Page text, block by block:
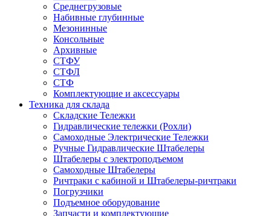
Среднегрузовые
Набивные глубинные
Мезонинные
Консольные
Архивные
СТФУ
СТФЛ
СТФ
Комплектующие и аксессуары
Техника для склада
Складские Тележки
Гидравлические тележки (Рохли)
Самоходные Электрические Тележки
Ручные Гидравлические Штабелеры
Штабелеры с электроподъемом
Самоходные Штабелеры
Ричтраки с кабиной и Штабелеры-ричтраки
Погрузчики
Подъемное оборудование
Запчасти и комплектующие